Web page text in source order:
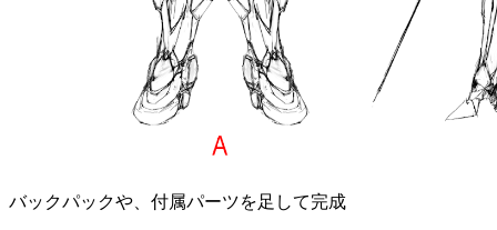
バックパックや、付属パーツを足して完成